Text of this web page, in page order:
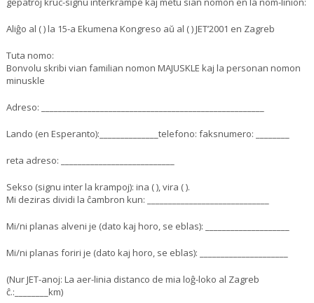
Aliĝo al ( ) la 15-a Ekumena Kongreso aŭ al ( ) JET’2001 en Zagreb
Tuta nomo:
Bonvolu skribi vian familian nomon MAJUSKLE kaj la personan nomon
minuskle
Adreso: _____________________________________________________
Lando (en Esperanto):______________telefono: faksnumero: ________
reta adreso: ___________________________
Sekso (signu inter la krampoj): ina ( ), vira ( ).
Mi deziras dividi la ĉambron kun: _____________________________
Mi/ni planas alveni je (dato kaj horo, se eblas): ____________________
Mi/ni planas foriri je (dato kaj horo, se eblas): _____________________
(Nur JET-anoj: La aer-linia distanco de mia loĝ-loko al Zagreb
ĉ.:________km)